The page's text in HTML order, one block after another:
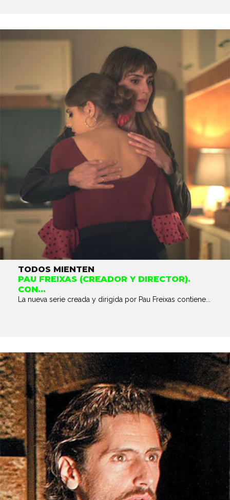
TODOS MIENTEN
PAU FREIXAS (CREADOR Y DIRECTOR).
CON...
La nueva serie creada y dirigida por Pau Freixas contiene...